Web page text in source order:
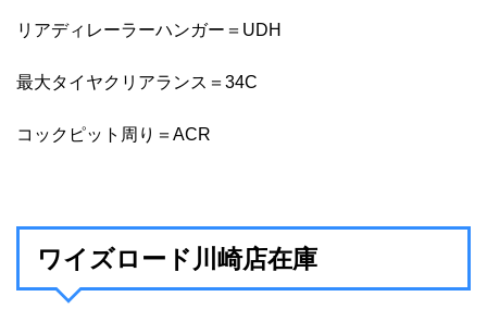
リアディレーラーハンガー＝UDH
最大タイヤクリアランス＝34C
コックピット周り＝ACR
ワイズロード川崎店在庫